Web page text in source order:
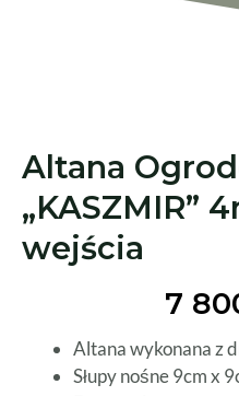
Altana
„KASZMIR”
wejścia
7
Altana wykonana z
Słupy nośne 9cm x